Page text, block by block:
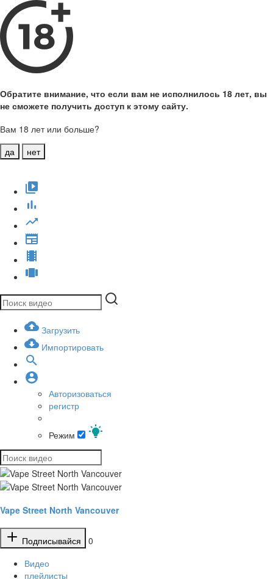
Обратите внимание, что если вам не исполнилось 18 лет, вы
не сможете получить доступ к этому сайту.
Вам 18 лет или больше?
да
нет
Загрузить
Импортировать
Авторизоваться
регистр
Режим
Vape Street North Vancouver
Подписывайся
0
Видео
плейлисты